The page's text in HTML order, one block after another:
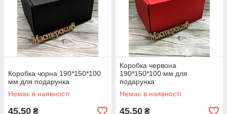
Коробка чорна 190*150*100
мм для подарунка
Немає в наявності
45,50 ₴
Коробка червона
190*150*100 мм для
подарунка
Немає в наявності
45,50 ₴